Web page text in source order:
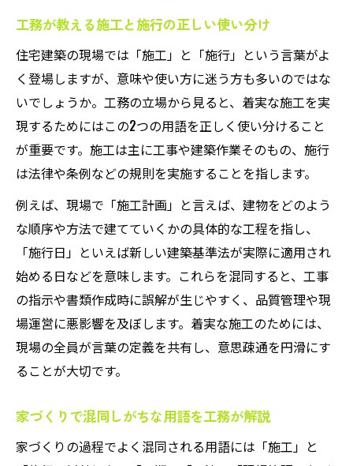
工務が教える施工と施行の正しい使い分け
住宅建築の現場では「施工」と「施行」という言葉がよ
く登場しますが、意味や使い方に迷う方も多いのではな
いでしょうか。工務の立場から見ると、着実な施工を実
現するためにはこの2つの用語を正しく使い分けること
が重要です。施工は主に工事や建築作業そのもの、施行
は法律や条例などの規則を実施することを指します。
例えば、現場で「施工計画」と言えば、建物をどのよう
な順序や方法で建てていくかの具体的な工程を指し、
「施行日」といえば新しい建築基準法が実際に適用され
始める日などを意味します。これらを混同すると、工事
の指示や書類作成時に誤解が生じやすく、品質管理や現
場運営に悪影響を及ぼします。着実な施工のためには、
現場の全員が言葉の定義を共有し、意思疎通を円滑にす
ることが大切です。
家づくりで混同しがちな用語を工務が解説
家づくりの過程でよく混同される用語には「施工」と